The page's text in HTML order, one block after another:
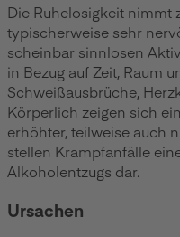
Die Ruhelosigkeit nimmt
typischerweise sehr
scheinbar sinnlosen
in Bezug auf Zeit, Raum
Schweißausbrüche,
Körperlich zeigen sich
erhöhter, teilweise auch
stellen Krampfanfälle
Alkoholentzugs dar.
Ursachen